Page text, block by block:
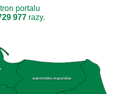
portalu
977 razy.
warmińsko-mazurskie